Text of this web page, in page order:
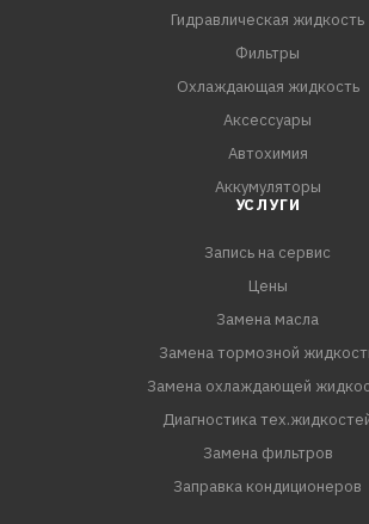
Гидравлическая жидкость
Фильтры
Охлаждающая жидкость
Аксессуары
Автохимия
Аккумуляторы
УСЛУГИ
Запись на сервис
Цены
Замена масла
Замена тормозной
Замена охлаждающей
Диагностика
Замена фильтров
Заправка кондиционеров